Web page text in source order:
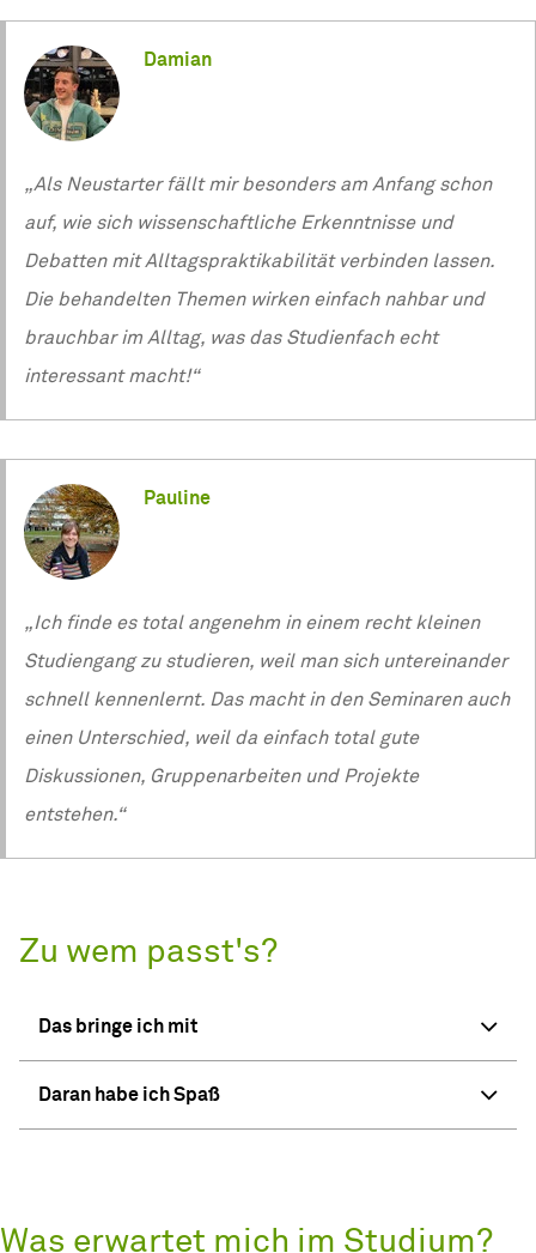
Damian
„Als Neustarter fällt mir besonders am Anfang schon
auf, wie sich wissenschaftliche Erkenntnisse und
Debatten mit Alltagspraktikabilität verbinden lassen.
Die behandelten Themen wirken einfach nahbar und
brauchbar im Alltag, was das Studienfach echt
interessant macht!“
Pauline
„Ich finde es total angenehm in einem recht kleinen
Studiengang zu studieren, weil man sich untereinander
schnell kennenlernt. Das macht in den Seminaren auch
einen Unterschied, weil da einfach total gute
Diskussionen, Gruppenarbeiten und Projekte
entstehen.“
Zu wem passt's?
Das bringe ich mit
Daran habe ich Spaß
Was erwartet mich im Studium?